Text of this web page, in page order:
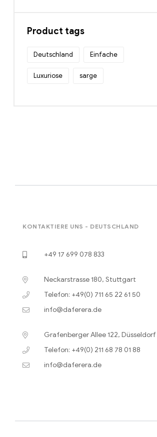
Product tags
Deutschland Einfache
Luxuriose sarge
KONTAKTIERE UNS - DEUTSCHLAND
+49 17 699 078 833
Neckarstrasse 180, Stuttgart
Telefon: +49(0) 711 65 22 61 50
info@daferera.de
Grafenberger Allee 122, Düsseldorf
Telefon: +49(0) 211 68 78 01 88
info@daferera.de